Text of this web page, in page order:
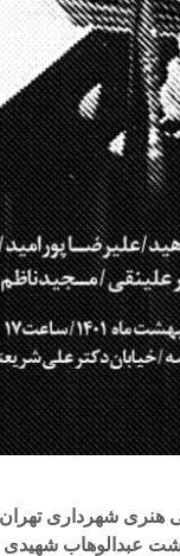
شهرداری
عبدالوهاب شهیدی